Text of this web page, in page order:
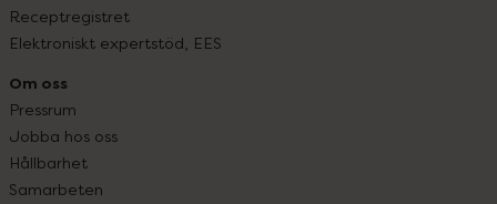
Receptregistret
Elektroniskt expertstöd, EES
Om oss
Pressrum
Jobba hos oss
Hållbarhet
Samarbeten